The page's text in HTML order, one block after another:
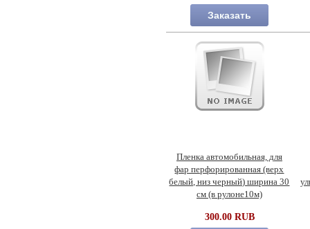
Заказать
Пленка автомобильная, для
фар перфорированная (верх
белый, низ черный) ширина 30
см (в рулоне10м)
300.00 RUB